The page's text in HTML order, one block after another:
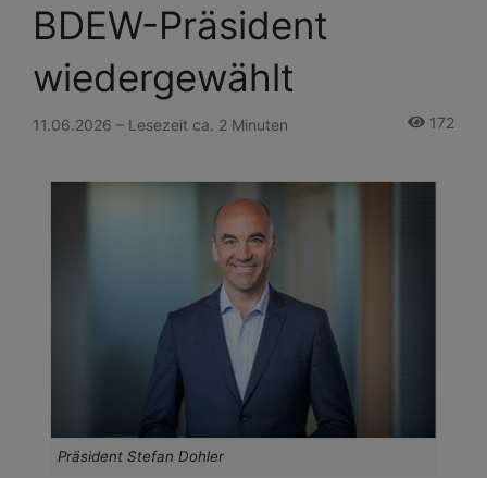
BDEW-Präsident
wiedergewählt
11.06.2026 – Lesezeit ca. 2 Minuten 172
Präsident Stefan Dohler